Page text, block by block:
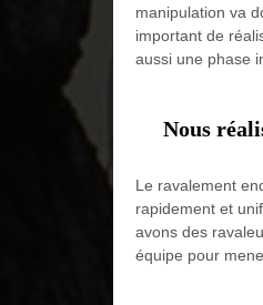
manipulation va
important de
aussi une phase
Nous
Le ravalement
rapidement et
avons des
équipe pour